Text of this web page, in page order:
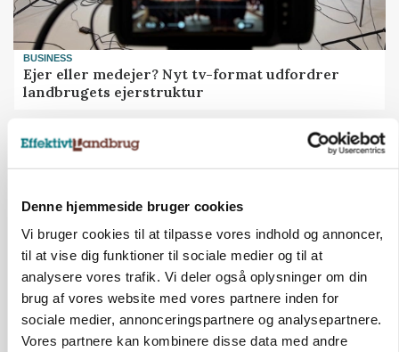
Denne hjemmeside bruger cookies
Vi bruger cookies til at tilpasse vores indhold og annoncer,
til at vise dig funktioner til sociale medier og til at
analysere vores trafik. Vi deler også oplysninger om din
brug af vores website med vores partnere inden for
sociale medier, annonceringspartnere og analysepartnere.
Vores partnere kan kombinere disse data med andre
BUSINESS
Ejer eller medejer? Nyt tv-format udfordrer
landbrugets ejerstruktur